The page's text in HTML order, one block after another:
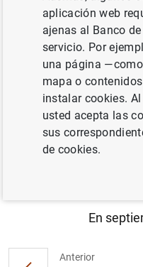
El Plan de
nueva edición
fomentar los
centros
Anterior
En
aplicación web
ajenas al Banco
servicio. Por
una página
mapa o
instalar cookies.
usted acepta las
sus
de cookies.